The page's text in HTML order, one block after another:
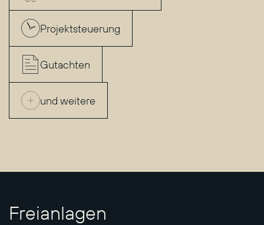
Projektsteuerung
Gutachten
und weitere
Freianlagen